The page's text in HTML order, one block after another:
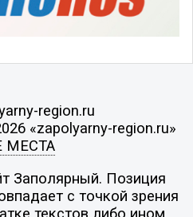
region.ru
«zapolyarny-region.ru»
МЕСТА
Заполярный. Позиция
с точкой зрения